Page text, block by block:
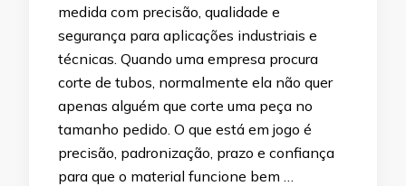
medida com precisão, qualidade e
segurança para aplicações industriais e
técnicas. Quando uma empresa procura
corte de tubos, normalmente ela não quer
apenas alguém que corte uma peça no
tamanho pedido. O que está em jogo é
precisão, padronização, prazo e confiança
para que o material funcione bem …